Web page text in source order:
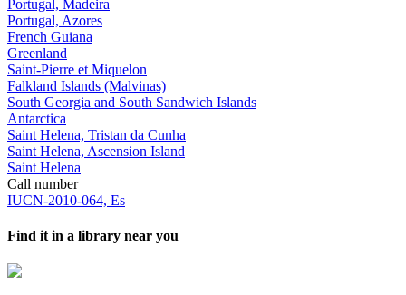
Portugal, Madeira
Portugal, Azores
French Guiana
Greenland
Saint-Pierre et Miquelon
Falkland Islands (Malvinas)
South Georgia and South Sandwich Islands
Antarctica
Saint Helena, Tristan da Cunha
Saint Helena, Ascension Island
Saint Helena
Call number
IUCN-2010-064, Es
Find it in a library near you